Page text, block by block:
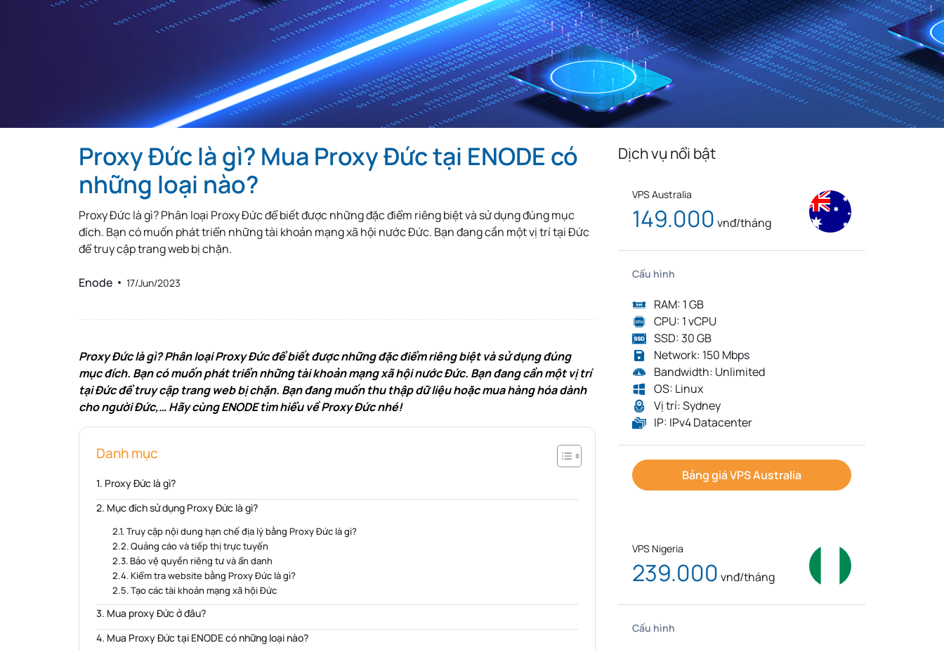
Thailand
Algeria Egypt Iceland Monaco
Venezuela
Hungary
Austria Turkmenistan Uzbekistan Bolivia
Kenya
Mongolia Malaysia Paraguay Serbia
Slovenia
Zambia
Albania Jamaica Israel Liberia
Mexico
Uruguay
Sri Lanka Madagascar Nepal
Bulgaria
South Africa
Costa Rica Croatia
New Zealand
Saudi Arabia Bahamas North Macedonia Jordan
Montenegro
Tanzania
South Sudan Denmark Taiwan
Korea
Tajikistan Nigeria Việt Nam
Proxy Đức là gì? Mua Proxy Đức tại ENODE có
những loại nào?
Proxy Đức là gì? Phân loại Proxy Đức để biết được những đặc điểm riêng biệt và sử dụng đúng mục
đích. Bạn có muốn phát triển những tài khoản mạng xã hội nước Đức. Bạn đang cần một vị trí tại Đức
để truy cập trang web bị chặn.
Enode 17/Jun/2023
Proxy Đức là gì? Phân loại Proxy Đức để biết được những đặc điểm riêng biệt và sử dụng đúng
mục đích. Bạn có muốn phát triển những tài khoản mạng xã hội nước Đức. Bạn đang cần một vị trí
tại Đức để truy cập trang web bị chặn. Bạn đang muốn thu thập dữ liệu hoặc mua hàng hóa dành
cho người Đức,… Hãy cùng ENODE tìm hiểu về Proxy Đức nhé!
Danh mục
Proxy Đức là gì?
Mục đích sử dụng Proxy Đức là gì?
Truy cập nội dung hạn chế địa lý bằng Proxy Đức là gì?
Quảng cáo và tiếp thị trực tuyến
Bảo vệ quyền riêng tư và ẩn danh
Kiểm tra website bằng Proxy Đức là gì?
Tạo các tài khoản mạng xã hội Đức
Mua proxy Đức ở đâu?
Mua Proxy Đức tại ENODE có những loại nào?
Dịch vụ nổi bật
VPS Australia
149.000 vnđ/tháng
Cấu hình
RAM: 1 GB
CPU: 1 vCPU
SSD: 30 GB
Network: 150 Mbps
Bandwidth: Unlimited
OS: Linux
Vị trí: Sydney
IP: IPv4 Datacenter
Bảng giá VPS Australia
VPS Nigeria
239.000 vnđ/tháng
Cấu hình